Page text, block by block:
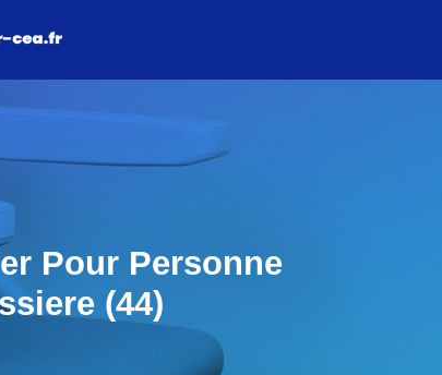
Pour Personne
(44)